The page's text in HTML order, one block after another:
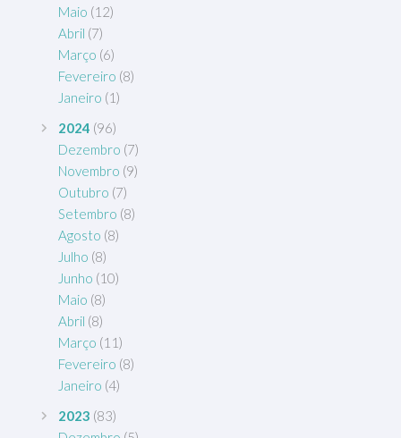
Maio (12)
Abril (7)
Março (6)
Fevereiro (8)
Janeiro (1)
2024 (96)
Dezembro (7)
Novembro (9)
Outubro (7)
Setembro (8)
Agosto (8)
Julho (8)
Junho (10)
Maio (8)
Abril (8)
Março (11)
Fevereiro (8)
Janeiro (4)
2023 (83)